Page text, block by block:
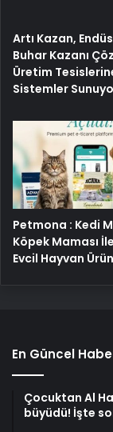
Artı Kazan,
Buhar Kazanı
Üretim
Sistemler
Petmona : Kedi
Köpek Maması
Evcil Hayvan
En Güncel
Çocuktan Al
büyüdü! İşte